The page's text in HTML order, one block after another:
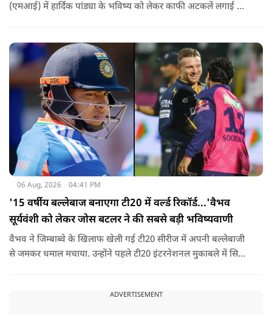
(एमआई) में हार्दिक पांड्या के भविष्य को लेकर काफी अटकलें लगाई जा
06 Aug, 2026 04:41 PM
'15 वर्षीय बल्लेबाज बनाएगा टी20 में वर्ल्ड रिकॉर्ड...'वैभव
सूर्यवंशी को लेकर जोस बटलर ने की सबसे बड़ी भविष्यवाणी
वैभव ने जिम्बाब्वे के खिलाफ खेली गई टी20 सीरीज में अपनी बल्लेबाजी
से जमकर धमाल मचाया. उन्होंने पहले टी20 इंटरनेशनल मुकाबले में सिर्फ
ADVERTISEMENT